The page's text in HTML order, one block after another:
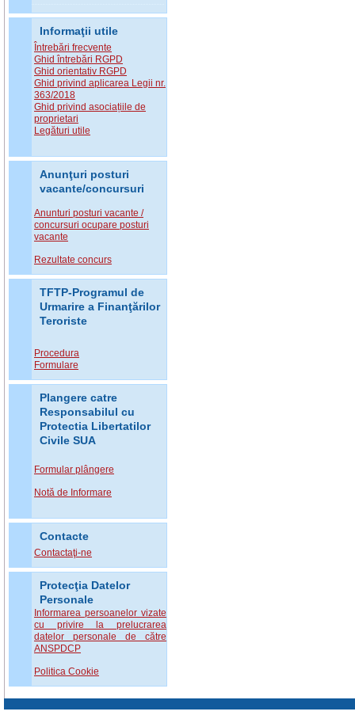
Informaţii utile
Întrebări frecvente
Ghid întrebări RGPD
Ghid orientativ RGPD
Ghid privind aplicarea Legii nr.
363/2018
Ghid privind asociațiile de
proprietari
Legături utile
Anunţuri posturi
vacante/concursuri
Anunturi posturi vacante /
concursuri ocupare posturi
vacante
Rezultate concurs
TFTP-Programul de
Urmarire a Finanţărilor
Teroriste
Procedura
Formulare
Plangere catre
Responsabilul cu
Protectia Libertatilor
Civile SUA
Formular plângere
Notă de Informare
Contacte
Contactaţi-ne
Protecţia Datelor
Personale
Informarea persoanelor vizate
cu privire la prelucrarea
datelor personale de către
ANSPDCP
Politica Cookie